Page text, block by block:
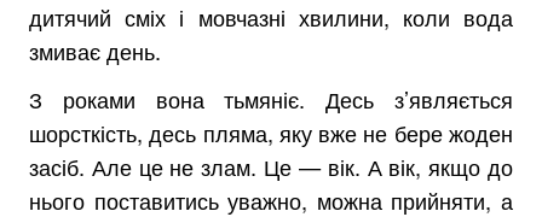
дитячий сміх і мовчазні хвилини, коли вода
змиває день.
З роками вона тьмяніє. Десь з’являється
шорсткість, десь пляма, яку вже не бере жоден
засіб. Але це не злам. Це — вік. А вік, якщо до
нього поставитись уважно, можна прийняти, а